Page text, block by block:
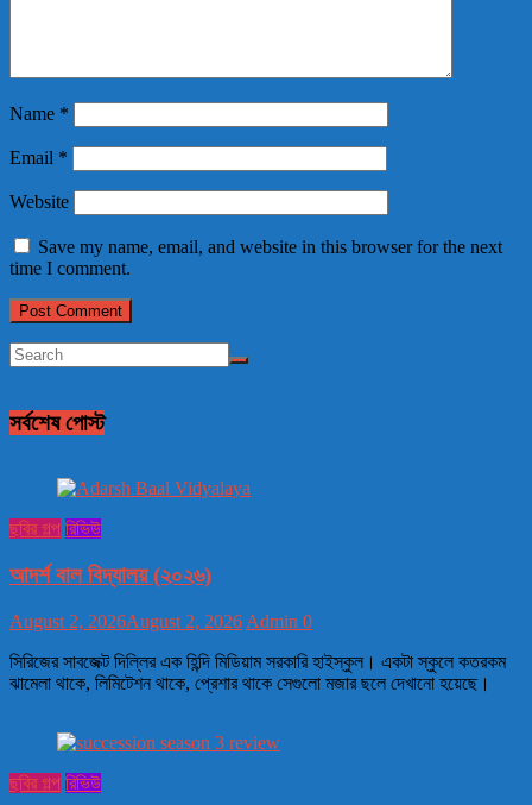
Name *
Email *
Website
Save my name, email, and website in this browser for the next
time I comment.
সর্বশেষ পোস্ট
ছবির গল্প রিভিউ
আদর্শ বাল বিদ্যালয় (২০২৬)
August 2, 2026August 2, 2026 Admin 0
সিরিজের সাবজেক্ট দিল্লির এক হিন্দি মিডিয়াম সরকারি হাইস্কুল। একটা স্কুলে কতরকম
ঝামেলা থাকে, লিমিটেশন থাকে, প্রেশার থাকে সেগুলো মজার ছলে দেখানো হয়েছে।
ছবির গল্প রিভিউ